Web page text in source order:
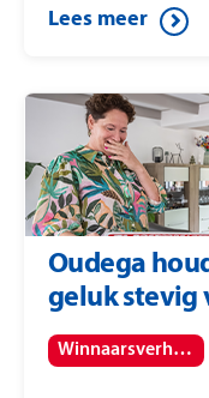
plannen, want de
PostcodeStraatprijs
Lees meer
Oudega
geluk stevig
Winnaarsverhalen